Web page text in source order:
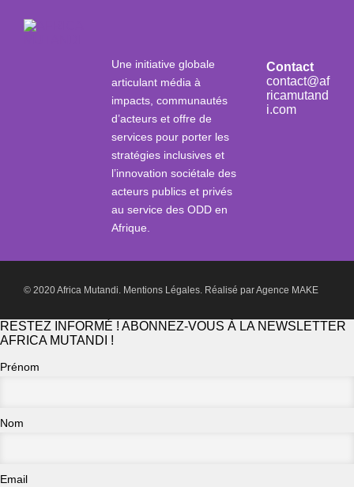
Une initiative globale
articulant média à
impacts, communautés
d’acteurs et offre de
services pour porter les
stratégies inclusives et
l’innovation sociétale des
acteurs publics et privés
au service des ODD en
Afrique.
Contact
contact@af
ricamutand
i.com
© 2020 Africa Mutandi. Mentions Légales. Réalisé parAgence MAKE
RESTEZ INFORMÉ ! ABONNEZ-VOUS À LA NEWSLETTER
AFRICA MUTANDI !
Prénom
Nom
Email